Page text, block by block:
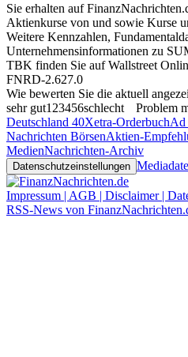
Sie erhalten auf
Aktienkurse von und sowie Kurse
Weitere Kennzahlen,
Unternehmensinformationen zu
TBK finden Sie aufWallstreet
FNRD-2.627.0
Wie bewerten Sie die aktuell
sehr gut1 23456schlecht
Problem
Deutschland 40Xetra-OrderbuchAd
Nachrichten BörsenAktien-
MedienNachrichten-Archiv
Datenschutzeinstellungen
Impressum | AGB | Disclaimer |
RSS-News von